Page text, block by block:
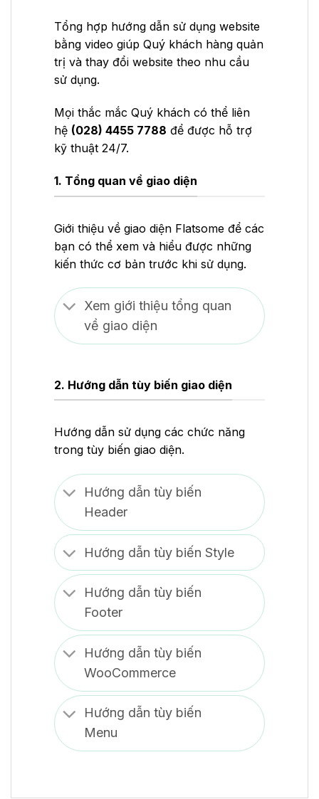
Tổng hợp hướng dẫn sử dụng website
bằng video giúp Quý khách hàng quản
trị và thay đổi website theo nhu cầu
sử dụng.
Mọi thắc mắc Quý khách có thể liên
hệ (028) 4455 7788 để được hỗ trợ
kỹ thuật 24/7.
1. Tổng quan về giao diện
Giới thiệu về giao diện Flatsome để các
bạn có thể xem và hiểu được những
kiến thức cơ bản trước khi sử dụng.
Xem giới thiệu tổng quan
về giao diện
2. Hướng dẫn tùy biến giao diện
Hướng dẫn sử dụng các chức năng
trong tùy biến giao diện.
Hướng dẫn tùy biến
Header
Hướng dẫn tùy biến Style
Hướng dẫn tùy biến
Footer
Hướng dẫn tùy biến
WooCommerce
Hướng dẫn tùy biến
Menu